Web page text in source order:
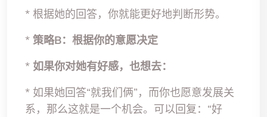
* 根据她的回答，你就能更好地判断形势。
* 策略B：根据你的意愿决定
* 如果你对她有好感，也想去：
* 如果她回答“就我们俩”，而你也愿意发展关
系，那么这就是一个机会。可以回复：“好